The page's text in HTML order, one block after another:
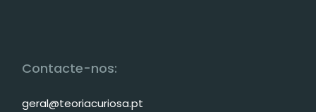
Contacte-nos:
geral@teoriacuriosa.pt